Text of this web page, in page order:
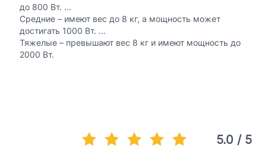
до 800 Вт. ...
Средние – имеют вес до 8 кг, а мощность может
достигать 1000 Вт. ...
Тяжелые – превышают вес 8 кг и имеют мощность до
2000 Вт.
5.0 / 5